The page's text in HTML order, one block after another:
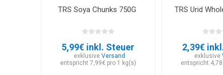
TRS Soya Chunks 750G
5,99€ inkl. Steuer
exklusive Versand
entspricht 7,99€ pro 1 kg(s)
TRS Urid
2,39€
exklusive
entspricht